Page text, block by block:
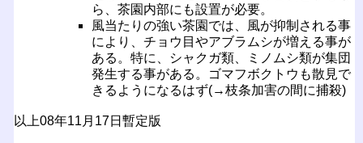
ら、茶園内部にも設置が必要。
風当たりの強い茶園では、風が抑制される事
により、チョウ目やアブラムシが増える事が
ある。特に、シャクガ類、ミノムシ類が集団
発生する事がある。ゴマフボクトウも散見で
きるようになるはず(→枝条加害の間に捕殺)
以上08年11月17日暫定版